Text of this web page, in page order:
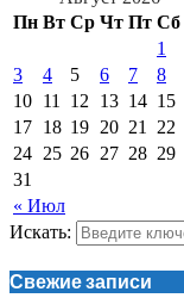
Пн Вт Ср Чт Пт Сб
« Июл
1
3
4 5 6 7 8
10 11 12 13 14 15
17 18 19 20 21 22
24 25 26 27 28 29
31
Искать:
Свежие записи